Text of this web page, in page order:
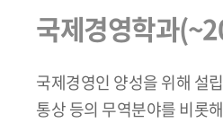
국제경영학과
국제경영인 양성을 위해 설
통상 등의 무역분야를 비롯